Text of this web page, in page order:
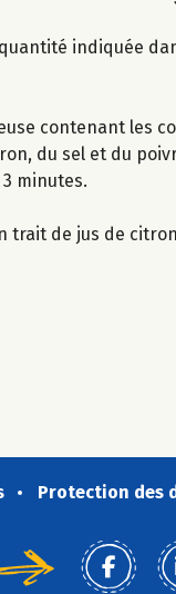
indiquée
contenant les
du sel et du
minutes.
trait de jus de
Protection des